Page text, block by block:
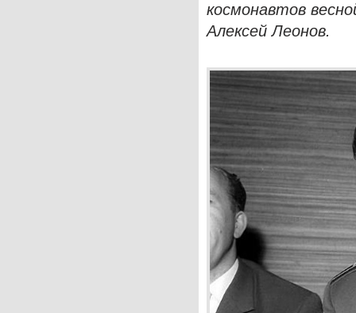
космонавтов
Алексей Леонов.